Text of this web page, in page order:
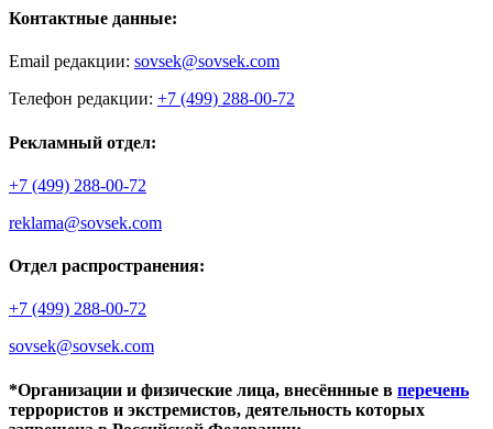
Контактные данные:
Email редакции: sovsek@sovsek.com
Телефон редакции: +7 (499) 288-00-72
Рекламный отдел:
+7 (499) 288-00-72
reklama@sovsek.com
Отдел распространения:
+7 (499) 288-00-72
sovsek@sovsek.com
*Организации и физические лица, внесённные в перечень
террористов и экстремистов, деятельность которых